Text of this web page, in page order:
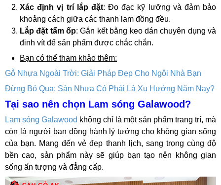
Xác định vị trí lắp đặt: Đo đạc kỹ lưỡng và đảm bảo
khoảng cách giữa các thanh lam đồng đều.
Lắp đặt tấm ốp: Gắn kết bằng keo dán chuyên dụng và
đinh vít để sản phẩm được chắc chắn.
Bạn có thể tham khảo thêm:
Gỗ Nhựa Ngoài Trời: Giải Pháp Đẹp Cho Ngôi Nhà Bạn
Đừng Bỏ Qua: Sàn Nhựa Có Phải Là Xu Hướng Năm Nay?
Tại sao nên chọn Lam sóng Galawood?
Lam sóng Galawood không chỉ là một sản phẩm trang trí, mà
còn là người bạn đồng hành lý tưởng cho không gian sống
của bạn. Mang đến vẻ đẹp thanh lịch, sang trọng cùng độ
bền cao, sản phẩm này sẽ giúp bạn tạo nên không gian
sống ấn tượng và đẳng cấp.